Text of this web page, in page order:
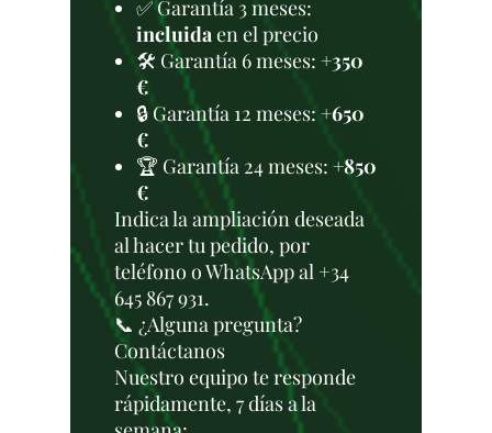
✅ Garantía 3 meses:
incluidaen el precio
🛠️ Garantía 6 meses: +350
€
🔒 Garantía 12 meses: +650
€
🏆 Garantía 24 meses: +850
€
Indica la ampliación deseada
al hacer tu pedido, por
teléfono o WhatsApp al +34
645 867 931.
📞 ¿Alguna pregunta?
Contáctanos
Nuestro equipo te responde
rápidamente, 7 días a la